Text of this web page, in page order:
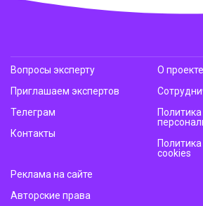
Вопросы эксперту
Приглашаем экспертов
Телеграм
Контакты
О проекте
cookies
Реклама на сайте
Авторские права